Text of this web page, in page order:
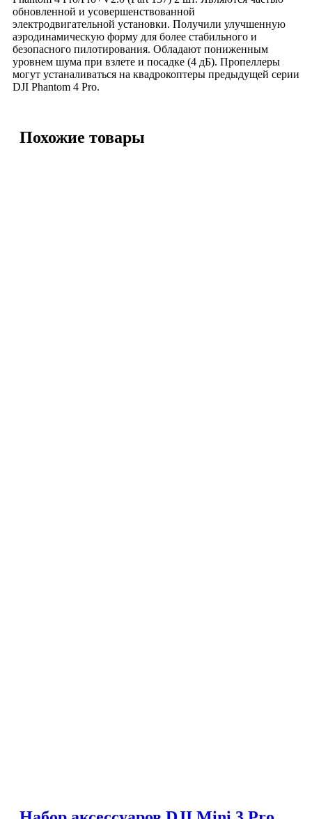
обновленной и усовершенствованной
электродвигательной установки. Получили улучшенную
аэродинамическую форму для более стабильного и
безопасного пилотирования. Обладают пониженным
уровнем шума при взлете и посадке (4 дБ). Пропеллеры
могут устаналиваться на квадрокоптеры предыдущей серии
DJI Phantom 4 Pro.
Похожие товары